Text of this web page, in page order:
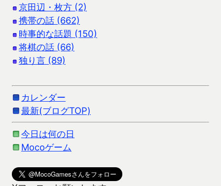
京田辺・枚方 (2)
携帯の話 (662)
時事的な話題 (150)
将棋の話 (66)
独り言 (89)
カレンダー
最新(ブログTOP)
今日は何の日
Mocoゲーム